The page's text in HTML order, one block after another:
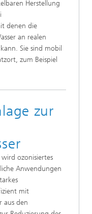
Herstellung
denen die
an realen
Sie sind mobil
zum Beispiel
zur
wird ozonisiertes
Anwendungen
mit
aus den